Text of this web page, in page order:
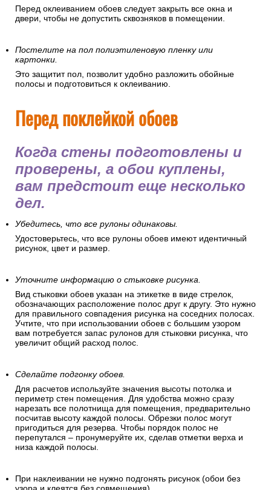
Перед оклеиванием обоев следует закрыть все окна и
двери, чтобы не допустить сквозняков в помещении.
Постелите на пол полиэтиленовую пленку или
картонки.
Это защитит пол, позволит удобно разложить обойные
полосы и подготовиться к оклеиванию.
Перед поклейкой обоев
Когда стены подготовлены и
проверены, а обои куплены,
вам предстоит еще несколько
дел.
Убедитесь, что все рулоны одинаковы.
Удостоверьтесь, что все рулоны обоев имеют идентичный
рисунок, цвет и размер.
Уточните информацию о стыковке рисунка.
Вид стыковки обоев указан на этикетке в виде стрелок,
обозначающих расположение полос друг к другу. Это нужно
для правильного совпадения рисунка на соседних полосах.
Учтите, что при использовании обоев с большим узором
вам потребуется запас рулонов для стыковки рисунка, что
увеличит общий расход полос.
Сделайте подгонку обоев.
Для расчетов используйте значения высоты потолка и
периметр стен помещения. Для удобства можно сразу
нарезать все полотнища для помещения, предварительно
посчитав высоту каждой полосы. Обрезки полос могут
пригодиться для резерва. Чтобы порядок полос не
перепутался – пронумеруйте их, сделав отметки верха и
низа каждой полосы.
При наклеивании не нужно подгонять рисунок (обои без